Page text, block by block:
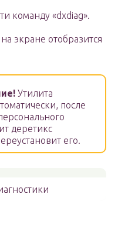
команду «dxdiag».
экране отобразится
Утилита
после
деретикс
его.